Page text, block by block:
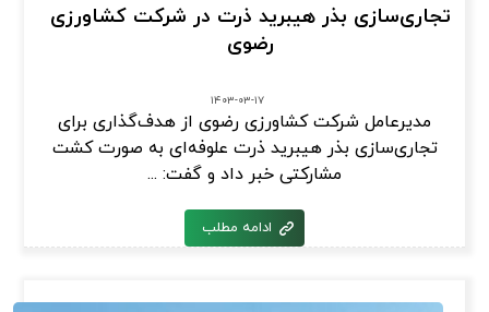
تجاری‌سازی بذر هیبرید ذرت در شرکت کشاورزی
رضوی
۱۴۰۳-۰۳-۱۷
مدیرعامل شرکت کشاورزی رضوی از هدف‌گذاری برای
تجاری‌سازی بذر هیبرید ذرت علوفه‌ای به صورت کشت
مشارکتی خبر داد و گفت: ...
ادامه مطلب